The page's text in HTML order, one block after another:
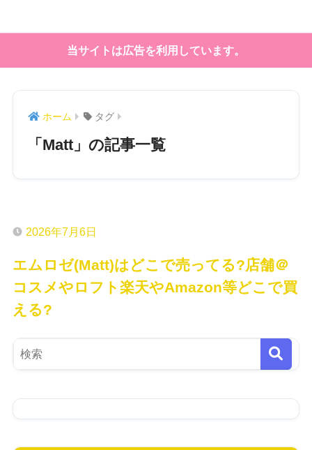
当サイトは広告を利用しています。
ホーム タグ
「Matt」の記事一覧
2026年7月6日
エムロゼ(Matt)はどこで売ってる?店舗＠
コスメやロフト楽天やAmazon等どこで買
える?